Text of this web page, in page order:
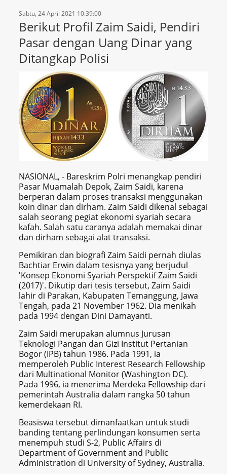
Sabtu, 24 April 2021 10:39:00
Berikut Profil Zaim Saidi, Pendiri
Pasar dengan Uang Dinar yang
Ditangkap Polisi
NASIONAL, - Bareskrim Polri menangkap pendiri
Pasar Muamalah Depok, Zaim Saidi, karena
berperan dalam proses transaksi menggunakan
koin dinar dan dirham. Zaim Saidi dikenal sebagai
salah seorang pegiat ekonomi syariah secara
kafah. Salah satu caranya adalah memakai dinar
dan dirham sebagai alat transaksi.
Pemikiran dan biografi Zaim Saidi pernah diulas
Bachtiar Erwin dalam tesisnya yang berjudul
'Konsep Ekonomi Syariah Perspektif Zaim Saidi
(2017)'. Dikutip dari tesis tersebut, Zaim Saidi
lahir di Parakan, Kabupaten Temanggung, Jawa
Tengah, pada 21 November 1962. Dia menikah
pada 1994 dengan Dini Damayanti.
Zaim Saidi merupakan alumnus Jurusan
Teknologi Pangan dan Gizi Institut Pertanian
Bogor (IPB) tahun 1986. Pada 1991, ia
memperoleh Public Interest Research Fellowship
dari Multinational Monitor (Washington DC).
Pada 1996, ia menerima Merdeka Fellowship dari
pemerintah Australia dalam rangka 50 tahun
kemerdekaan RI.
Beasiswa tersebut dimanfaatkan untuk studi
banding tentang perlindungan konsumen serta
menempuh studi S-2, Public Affairs di
Department of Government and Public
Administration di University of Sydney, Australia.